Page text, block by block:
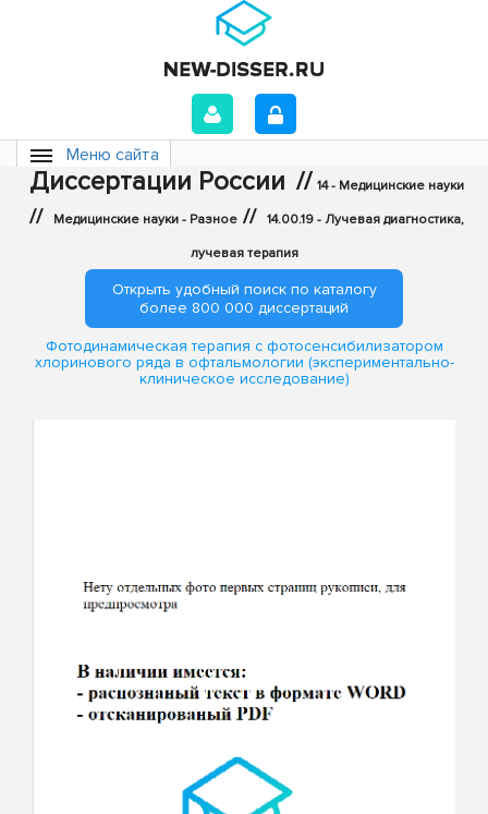
Меню сайта
Диссертации России // 14 - Медицинские науки
// Медицинские науки - Разное // 14.00.19 - Лучевая диагностика,
лучевая терапия
Открыть удобный поиск по каталогу
более 800 000 диссертаций
Фотодинамическая терапия с фотосенсибилизатором
хлоринового ряда в офтальмологии (экспериментально-
клиническое исследование)